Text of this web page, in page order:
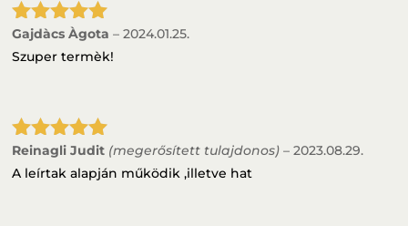
Értékelés:
5/ 5
Gajdàcs Àgota– 2024.01.25.
Szuper termèk!
Értékelés:
5 / 5
Reinagli Judit (megerősített tulajdonos) – 2023.08.29.
A leírtak alapján működik ,illetve hat